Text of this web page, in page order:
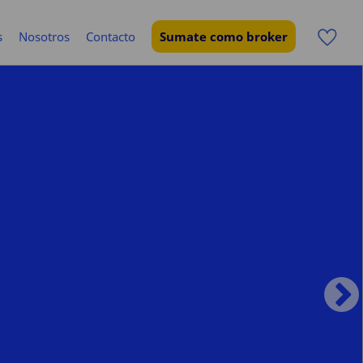
Nosotros Contacto Sumate como broker